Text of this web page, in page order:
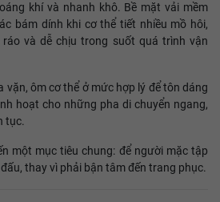
khí và nhanh khô. Bề mặt vải mềm
bám dính khi cơ thể tiết nhiều mồ hôi,
và dễ chịu trong suốt quá trình vận
vặn, ôm cơ thể ở mức hợp lý để tôn dáng
hoạt cho những pha di chuyển ngang,
tục.
một mục tiêu chung: để người mặc tập
thay vì phải bận tâm đến trang phục.